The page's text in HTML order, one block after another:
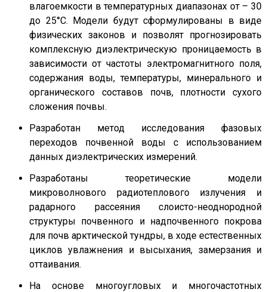
влагоемкости в температурных диапазонах от – 30
до 25°С. Модели будут сформулированы в виде
физических законов и позволят прогнозировать
комплексную диэлектрическую проницаемость в
зависимости от частоты электромагнитного поля,
содержания воды, температуры, минерального и
органического составов почв, плотности сухого
сложения почвы.
Разработан метод исследования фазовых
переходов почвенной воды с использованием
данных диэлектрических измерений.
Разработаны теоретические модели
микроволнового радиотеплового излучения и
радарного рассеяния слоисто-неоднородной
структуры почвенного и надпочвенного покрова
для почв арктической тундры, в ходе естественных
циклов увлажнения и высыхания, замерзания и
оттаивания.
На основе многоугловых и многочастотных